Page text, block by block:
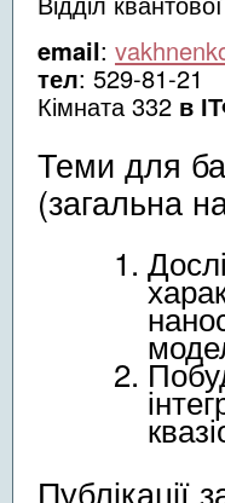
email:
тел: 529-81-21
Кімната 332 в
Теми для
(загальна
Публікації